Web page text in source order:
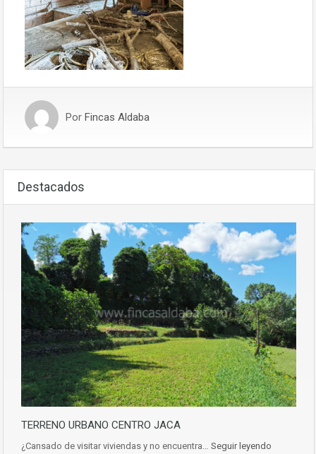
Por Fincas Aldaba
Destacados
TERRENO URBANO CENTRO JACA
¿Cansado de visitar viviendas y no encuentra… Seguir leyendo